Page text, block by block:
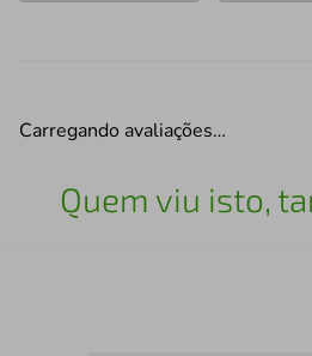
Carregando avaliações…
Quem viu isto,